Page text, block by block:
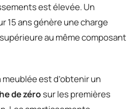
est élevée. Un
15 ans génère une charge
au même composant
est d’obtenir un
de zéro sur les premières